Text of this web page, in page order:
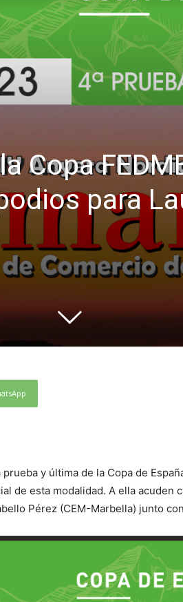
Copa
para
y última de la Copa de
de esta modalidad. A ella acuden
Pérez (CEM-Marbella) junto